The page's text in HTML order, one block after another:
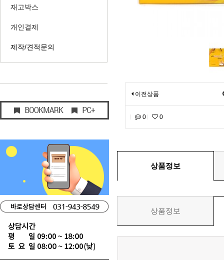
재고박스
개인결제
제작/견적문의
이전상품
0 0
상품정보
상품정보